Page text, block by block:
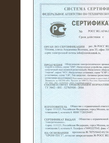
21.08.2016
На
модули 20 МВт (0,4